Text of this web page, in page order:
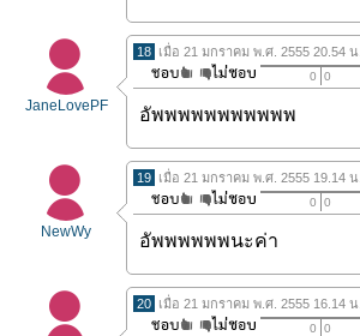
JaneLovePF
18 เมื่อ 21 มกราคม พ.ศ. 2555 20.54 น.
0 0
อัพพพพพพพพพพพ
NewWy
19 เมื่อ 21 มกราคม พ.ศ. 2555 19.14 น.
0 0
อัพพพพพพนะค่า
20 เมื่อ 21 มกราคม พ.ศ. 2555 16.14 น.
0 0